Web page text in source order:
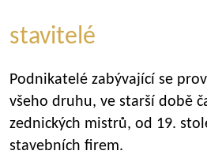
stavitelé
Podnikatelé zabývající se
všeho druhu, ve starší době
zednických mistrů, od 19.
stavebních firem.